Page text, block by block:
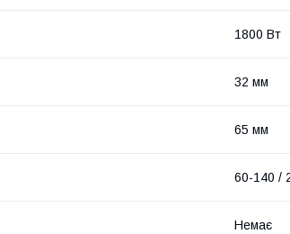
1800 Вт
32 мм
65 мм
60-140 /
Немає